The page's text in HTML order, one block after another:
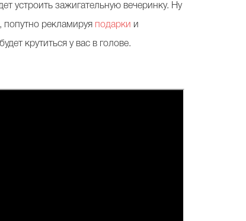
устроить зажигательную вечеринку. Ну
попутно рекламируя подарки и
крутиться у вас в голове.